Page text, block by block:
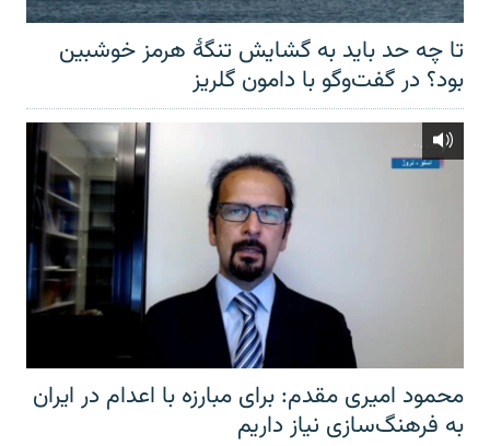
تا چه حد باید به گشایش تنگهٔ هرمز خوشبین
بود؟ در گفت‌وگو با دامون گلریز
محمود امیری مقدم: برای مبارزه با اعدام در ایران
به فرهنگ‌سازی نیاز داریم